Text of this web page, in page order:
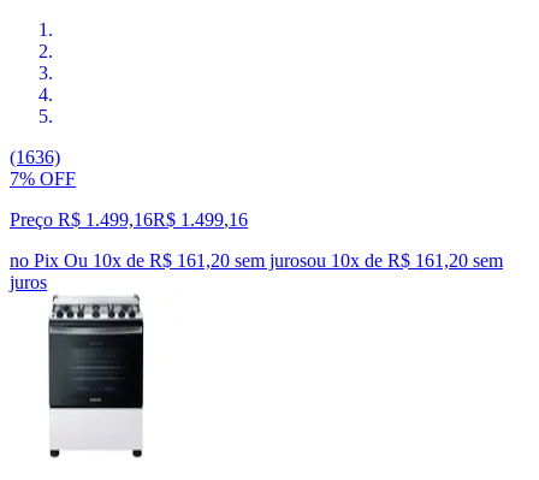
(1636)
7% OFF
Preço R$ 1.499,16R$ 1.499,16
no Pix Ou 10x de R$ 161,20 sem jurosou 10x de R$ 161,20 sem
juros